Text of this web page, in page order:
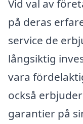
Vid val av
på deras
service de
långsiktig
vara
också
garantier på